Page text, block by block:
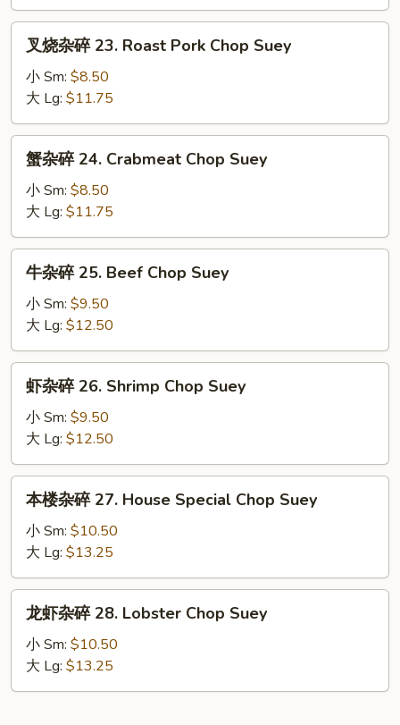
Chicken
Chop
Suey
23.
Roast
Pork
Chop
Suey
叉烧杂碎 23. Roast Pork Chop Suey
小 Sm: $8.50
大 Lg: $11.75
24.
Crabmeat
Chop
Suey
蟹杂碎 24. Crabmeat Chop Suey
小 Sm: $8.50
大 Lg: $11.75
25.
Beef
Chop
Suey
牛杂碎 25. Beef Chop Suey
小 Sm: $9.50
大 Lg: $12.50
26.
Shrimp
Chop
Suey
虾杂碎 26. Shrimp Chop Suey
小 Sm: $9.50
大 Lg: $12.50
27.
House
Special
Chop
Suey
本楼杂碎 27. House Special Chop Suey
小 Sm: $10.50
大 Lg: $13.25
28.
龙虾杂碎 28. Lobster Chop Suey
小 Sm: $10.50
大 Lg: $13.25